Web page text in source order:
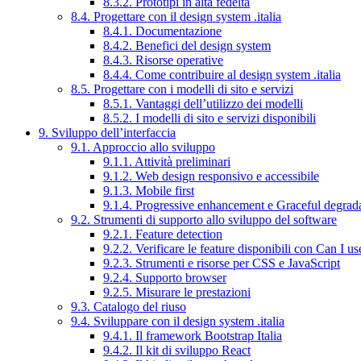
8.4. Progettare con il design system .italia
8.4.1. Documentazione
8.4.2. Benefici del design system
8.4.3. Risorse operative
8.4.4. Come contribuire al design system .italia
8.5. Progettare con i modelli di sito e servizi
8.5.1. Vantaggi dell’utilizzo dei modelli
8.5.2. I modelli di sito e servizi disponibili
9. Sviluppo dell’interfaccia
9.1. Approccio allo sviluppo
9.1.1. Attività preliminari
9.1.2. Web design responsivo e accessibile
9.1.3. Mobile first
9.1.4. Progressive enhancement e Graceful
9.2. Strumenti di supporto allo sviluppo del software
9.2.1. Feature detection
9.2.2. Verificare le feature disponibili con Can I
9.2.3. Strumenti e risorse per CSS e JavaScript
9.2.4. Supporto browser
9.2.5. Misurare le prestazioni
9.3. Catalogo del riuso
9.4. Sviluppare con il design system .italia
9.4.1. Il framework Bootstrap Italia
9.4.2. Il kit di sviluppo React